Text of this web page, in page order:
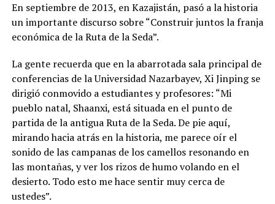
En septiembre de 2013, en Kazajistán, pasó a la historia
un importante discurso sobre “Construir juntos la franja
económica de la Ruta de la Seda”.
La gente recuerda que en la abarrotada sala principal de
conferencias de la Universidad Nazarbayev, Xi Jinping se
dirigió conmovido a estudiantes y profesores: “Mi
pueblo natal, Shaanxi, está situada en el punto de
partida de la antigua Ruta de la Seda. De pie aquí,
mirando hacia atrás en la historia, me parece oír el
sonido de las campanas de los camellos resonando en
las montañas, y ver los rizos de humo volando en el
desierto. Todo esto me hace sentir muy cerca de
ustedes”.